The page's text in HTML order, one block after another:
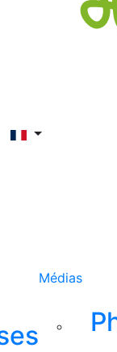
Médias